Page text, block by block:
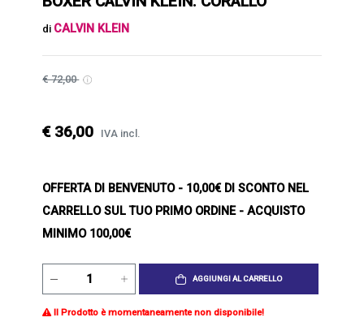
di CALVIN KLEIN
€ 72,00
€ 36,00 IVA incl.
OFFERTA DI BENVENUTO- 10,00€ DI SCONTO NEL
CARRELLO SUL TUO PRIMO ORDINE - ACQUISTO
MINIMO 100,00€
AGGIUNGI AL CARRELLO
Il Prodotto è momentaneamente non disponibile!